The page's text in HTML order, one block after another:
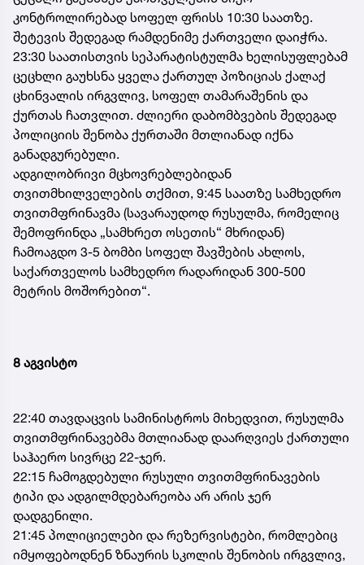
კონტროლირებად სოფელ ფრისს 10:30 საათზე.
შეტევის შედეგად რამდენიმე ქართველი დაიჭრა.
23:30 საათისთვის სეპარატისტულმა ხელისუფლებამ
ცეცხლი გაუხსნა ყველა ქართულ პოზიციას ქალაქ
ცხინვალის ირგვლივ, სოფელ თამარაშენის და
ქურთას ჩათვლით. ძლიერი დაბომბვების შედეგად
პოლიციის შენობა ქურთაში მთლიანად იქნა
განადგურებული.
ადგილობრივი მცხოვრებლებიდან
თვითმხილველების თქმით, 9:45 საათზე სამხედრო
თვითმფრინავმა (სავარაუდოდ რუსულმა, რომელიც
შემოფრინდა „სამხრეთ ოსეთის“ მხრიდან)
ჩამოაგდო 3-5 ბომბი სოფელ შავშების ახლოს,
საქართველოს სამხედრო რადარიდან 300-500
მეტრის მოშორებით“.
8 აგვისტო
​22:40 თავდაცვის სამინისტროს მიხედვით, რუსულმა
თვითმფრინავებმა მთლიანად დაარღვიეს ქართული
საჰაერო სივრცე 22-ჯერ.
22:15 ჩამოგდებული რუსული თვითმფრინავების
ტიპი და ადგილმდებარეობა არ არის ჯერ
დადგენილი.
21:45 პოლიციელები და რეზერვისტები, რომლებიც
იმყოფებოდნენ ზნაურის სკოლის შენობის ირგვლივ,